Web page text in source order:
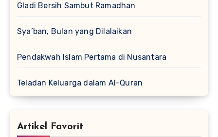
Gladi Bersih Sambut Ramadhan
Sya’ban, Bulan yang Dilalaikan
Pendakwah Islam Pertama di Nusantara
Teladan Keluarga dalam Al-Quran
Artikel Favorit